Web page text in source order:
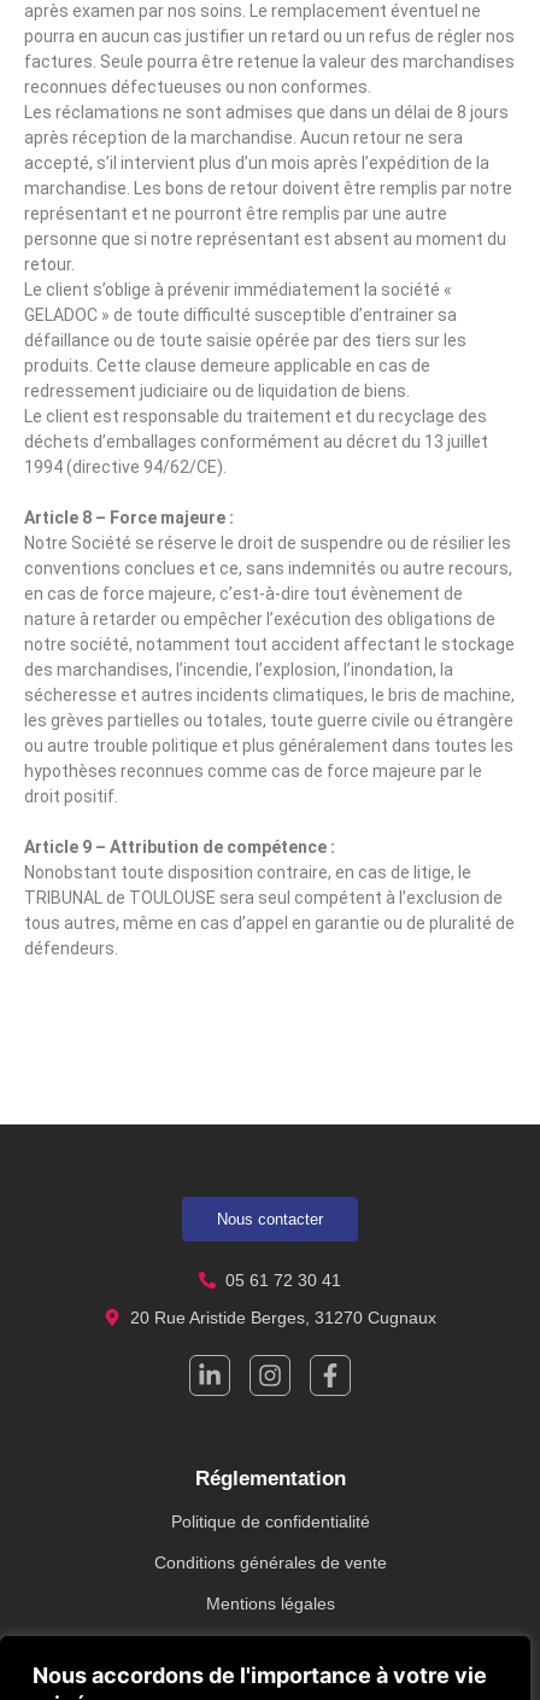
Nous accordons de l'importance à votre vie
après examen par nos soins. Le remplacement éventuel ne
pourra en aucun cas justifier un retard ou un refus de régler nos
factures. Seule pourra être retenue la valeur des marchandises
reconnues défectueuses ou non conformes.
Les réclamations ne sont admises que dans un délai de 8 jours
après réception de la marchandise. Aucun retour ne sera
accepté, s’il intervient plus d’un mois après l’expédition de la
marchandise. Les bons de retour doivent être remplis par notre
représentant et ne pourront être remplis par une autre
personne que si notre représentant est absent au moment du
retour.
Le client s’oblige à prévenir immédiatement la société «
GELADOC » de toute difficulté susceptible d’entrainer sa
défaillance ou de toute saisie opérée par des tiers sur les
produits. Cette clause demeure applicable en cas de
redressement judiciaire ou de liquidation de biens.
Le client est responsable du traitement et du recyclage des
déchets d’emballages conformément au décret du 13 juillet
1994 (directive 94/62/CE).
Article 8 – Force majeure :
Notre Société se réserve le droit de suspendre ou de résilier les
conventions conclues et ce, sans indemnités ou autre recours,
en cas de force majeure, c’est-à-dire tout évènement de
nature à retarder ou empêcher l’exécution des obligations de
notre société, notamment tout accident affectant le stockage
des marchandises, l’incendie, l’explosion, l’inondation, la
sécheresse et autres incidents climatiques, le bris de machine,
les grèves partielles ou totales, toute guerre civile ou étrangère
ou autre trouble politique et plus généralement dans toutes les
hypothèses reconnues comme cas de force majeure par le
droit positif.
Article 9 – Attribution de compétence :
Nonobstant toute disposition contraire, en cas de litige, le
TRIBUNAL de TOULOUSE sera seul compétent à l’exclusion de
tous autres, même en cas d’appel en garantie ou de pluralité de
défendeurs.
Réglementation
Politique de confidentialité
Conditions générales de vente
Mentions légales
Nous contacter
05 61 72 30 41
20 Rue Aristide Berges, 31270 Cugnaux